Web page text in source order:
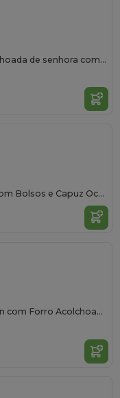
Parka Softshell acolchoada de senhora com capuz
Colete de Trabalho com Bolsos e Capuz Oculto
Parka Inverno Kariban com Forro Acolchoado